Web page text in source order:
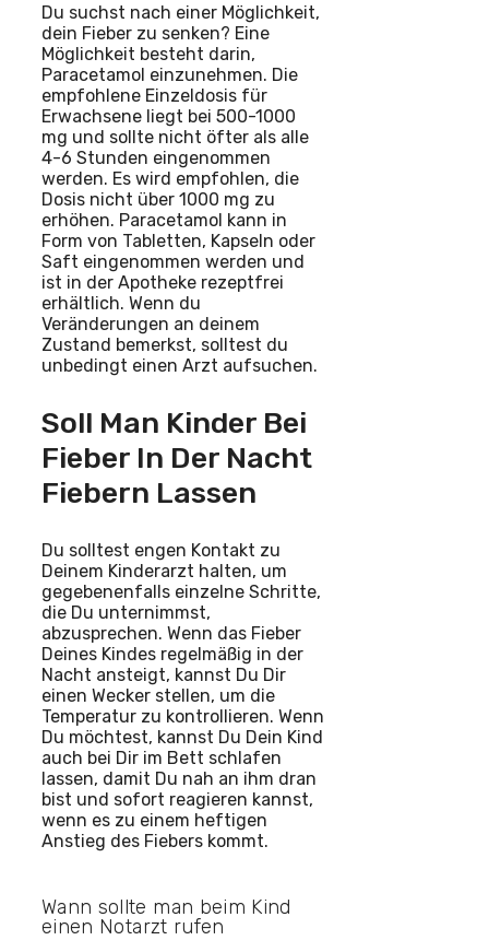
Du suchst nach einer Möglichkeit,
dein Fieber zu senken? Eine
Möglichkeit besteht darin,
Paracetamol einzunehmen. Die
empfohlene Einzeldosis für
Erwachsene liegt bei 500-1000
mg und sollte nicht öfter als alle
4-6 Stunden eingenommen
werden. Es wird empfohlen, die
Dosis nicht über 1000 mg zu
erhöhen. Paracetamol kann in
Form von Tabletten, Kapseln oder
Saft eingenommen werden und
ist in der Apotheke rezeptfrei
erhältlich. Wenn du
Veränderungen an deinem
Zustand bemerkst, solltest du
unbedingt einen Arzt aufsuchen.
Soll Man Kinder Bei
Fieber In Der Nacht
Fiebern Lassen
Du solltest engen Kontakt zu
Deinem Kinderarzt halten, um
gegebenenfalls einzelne Schritte,
die Du unternimmst,
abzusprechen. Wenn das Fieber
Deines Kindes regelmäßig in der
Nacht ansteigt, kannst Du Dir
einen Wecker stellen, um die
Temperatur zu kontrollieren. Wenn
Du möchtest, kannst Du Dein Kind
auch bei Dir im Bett schlafen
lassen, damit Du nah an ihm dran
bist und sofort reagieren kannst,
wenn es zu einem heftigen
Anstieg des Fiebers kommt.
Wann sollte man beim Kind
einen Notarzt rufen